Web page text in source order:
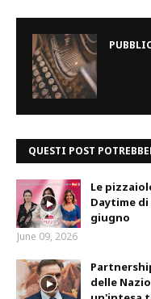
QUESTI POST
Le
Daytime
giugno
June 09, 2026
delle